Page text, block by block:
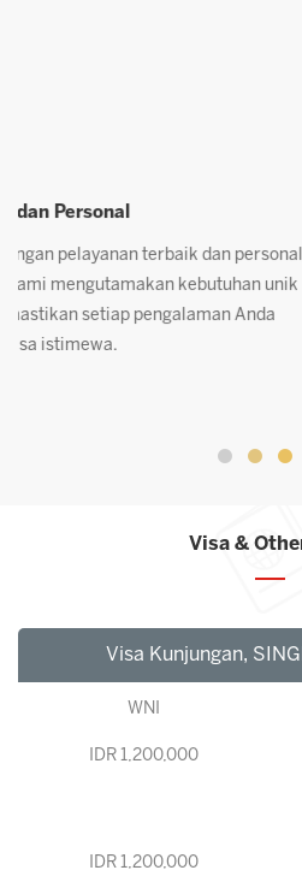
Layanan Agen Berpengalaman
Dengan jam terbang yang tinggi,
solusi terbaik untuk setiap
pelanggan adalah prioritas kami,
pelanggan yang terus kembali
kami. Setiap tantangan yang kami
komitmen kami untuk
Visa &
Visa Kunjungan,
WNI
IDR 1,200,000
IDR 1,200,000